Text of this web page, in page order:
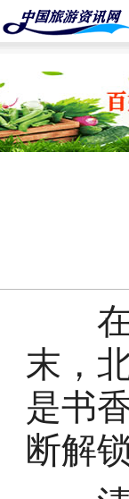
在
末，
是书
断解